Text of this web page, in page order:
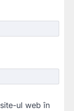
ul web în